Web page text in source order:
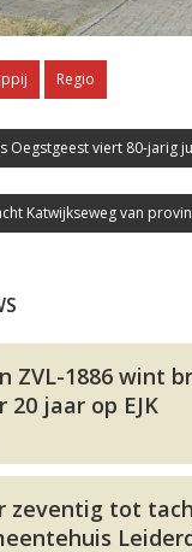
Regio
Oegstgeest viert 80-jarig
Katwijkseweg van
ZVL-1886 wint
20 jaar op EJK
zeventig tot